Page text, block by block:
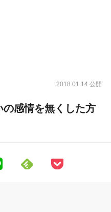
2018.01.14 公開
の感情を無くした方